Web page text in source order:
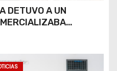
DETUVO A UN